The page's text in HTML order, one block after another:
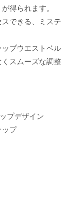
得られます。
できる、ミステ
プウエストベル
スムーズな調整
プデザイン
ップ